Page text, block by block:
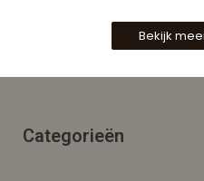
Bekijk
Categorieën